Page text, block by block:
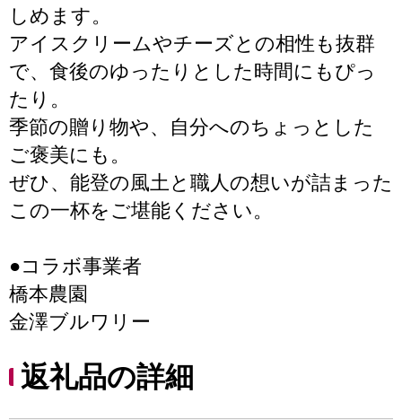
しめます。
アイスクリームやチーズとの相性も抜群
で、食後のゆったりとした時間にもぴっ
たり。
季節の贈り物や、自分へのちょっとした
ご褒美にも。
ぜひ、能登の風土と職人の想いが詰まった
この一杯をご堪能ください。
●コラボ事業者
橋本農園
金澤ブルワリー
返礼品の詳細